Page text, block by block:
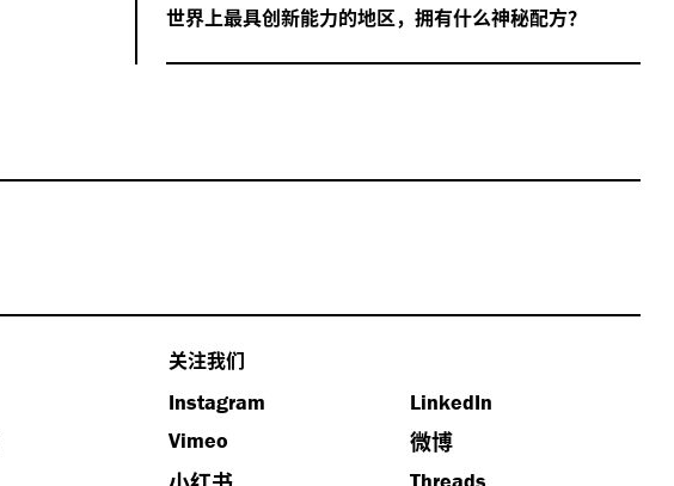
世界上最具创新能力的地区，拥有什么神秘配方？
关注我们
Instagram
LinkedIn
Vimeo
微博